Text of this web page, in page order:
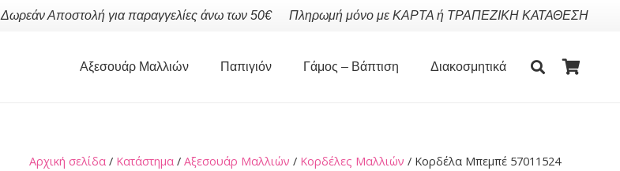
Δωρεάν Αποστολή για παραγγελίες άνω των 50€ Πληρωμή μόνο με ΚΑΡΤΑ ή ΤΡΑΠΕΖΙΚΗ ΚΑΤΑΘΕΣΗ
Αξεσουάρ Μαλλιών Παπιγιόν Γάμος – Βάπτιση Διακοσμητικά
Αρχική σελίδα / Κατάστημα /Αξεσουάρ Μαλλιών / Κορδέλες Μαλλιών / Κορδέλα Μπεμπέ 57011524